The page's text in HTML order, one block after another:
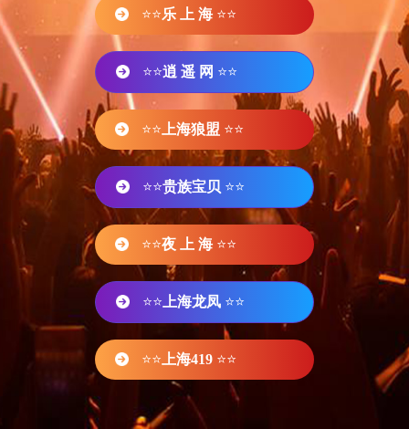
⭐⭐乐 上 海 ⭐⭐
⭐⭐逍 遥 网 ⭐⭐
⭐⭐ 上海狼盟 ⭐⭐
⭐⭐贵族宝贝 ⭐⭐
⭐⭐夜 上 海 ⭐⭐
⭐⭐ 上海龙凤 ⭐⭐
⭐⭐ 上海419 ⭐⭐